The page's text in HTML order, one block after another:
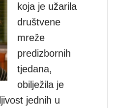
koja je užarila
društvene
mreže
predizbornih
tjedana,
obilježila je
jednih u